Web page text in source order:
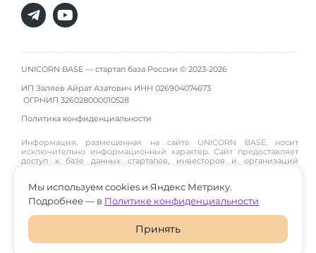
UNICORN BASE — стартап база России © 2023-2026
ИП Заляев Айрат Азатович ИНН 026904074673
ОГРНИП 326028000010528
Политика конфиденциальности
Информация, размещенная на сайте UNICORN BASE, носит
исключительно информационный характер. Сайт предоставляет
доступ к базе данных стартапов, инвесторов и организаций
публикуются пользователями или собираются из открытых
источников, поэтому администрация сайта не гарантирует их
достоверность и не участвует в инвестиционных сделках между
пользователями. Пользователи принимают решения о
взаимодействии, инвестициях и сотрудничестве самостоятельно
и на свой риск. Администрация сайта не несет ответственности за
возможные убытки или последствия, возникшие в результате
Мы используем cookies и Яндекс Метрику.
Подробнее — в Политике конфиденциальности
Принять